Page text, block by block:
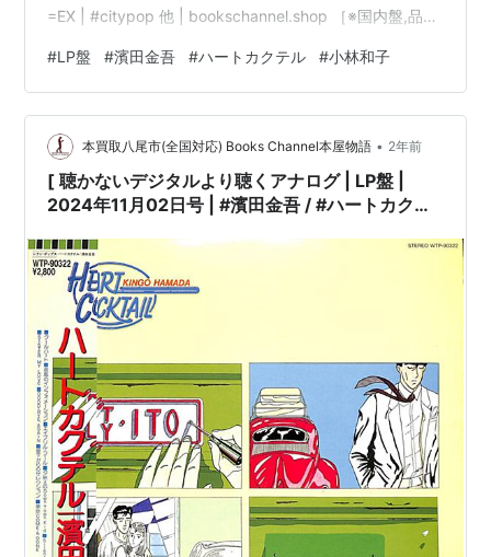
=EX | #citypop 他 | bookschannel.shop ［※国内盤,品
傷み有]［盤面=EX］［ジャケット=EX]［※保護内袋を新
品交換して配送致します］※［店舗併売の為、時間差で売
切れの場合がございます。何卒ご了承の上ご注文をお願
い申し上げます］ […
#LP盤 #濱田金吾 #ハートカクテル #小林和子
本買取八尾市(全国対応) Books Channel本屋物語 • 2年前
[ 聴かないデジタルより聴くアナログ | LP盤 |
2024年11月02日号 | #濱田金吾 / #ハートカクテ
※国内盤,品番:WTP-90322 | 帯付 | インサート付
き | 盤面=EX ジャケット=EX | #citypop 他 |